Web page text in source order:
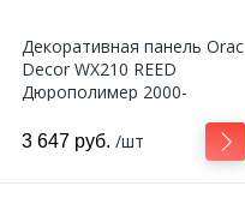
Декоративная панель Orac
Decor WX210 REED
Дюрополимер 2000-
3 647 руб. /шт